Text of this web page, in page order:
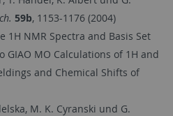
59b, 1153-1176 (2004)
1H NMR Spectra and Basis Set
GIAO MO Calculations of 1H and
and Chemical Shifts of
M. K. Cyranski und G.